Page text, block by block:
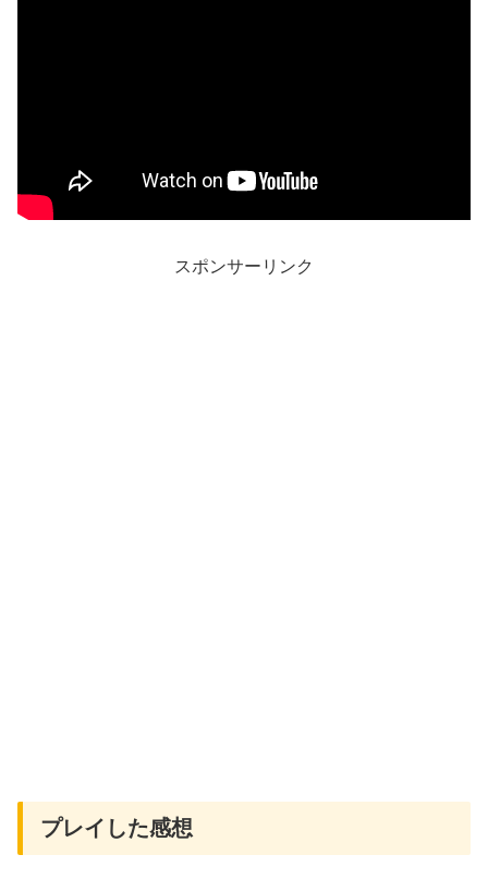
スポンサーリンク
プレイした感想